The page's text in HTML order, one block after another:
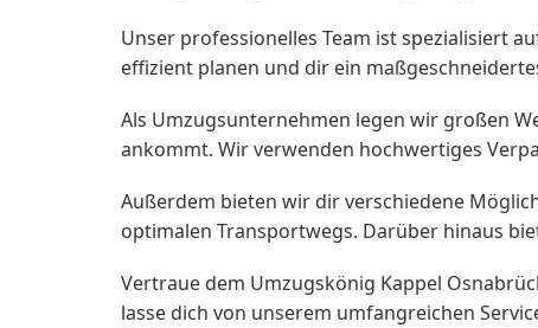
Unser professionelles Team ist spezialisiert
effizient planen und dir ein
Als Umzugsunternehmen legen wir großen
ankommt. Wir verwenden hochwertiges
Außerdem bieten wir dir verschiedene
optimalen Transportwegs. Darüber hinaus
Vertraue dem Umzugskönig Kappel
lasse dich von unserem umfangreichen